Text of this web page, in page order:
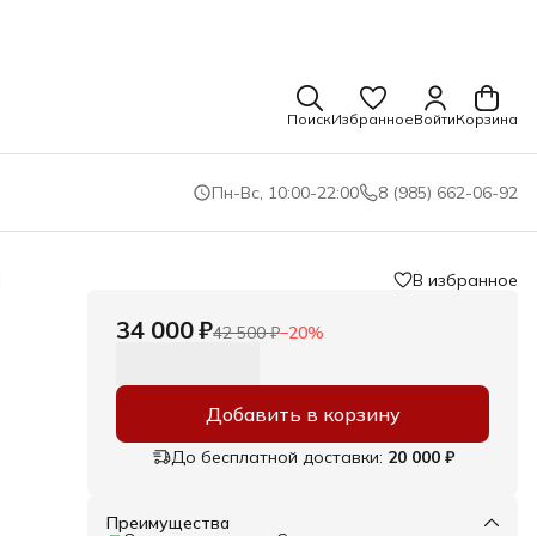
ПоискИзбранноеВойтиКорзина
Пн-Вс, 10:00-22:00 8 (985) 662-06-92
В избранное
34 000 ₽42 500 ₽−20%
Добавить в корзину
До бесплатной доставки: 20 000 ₽
Преимущества